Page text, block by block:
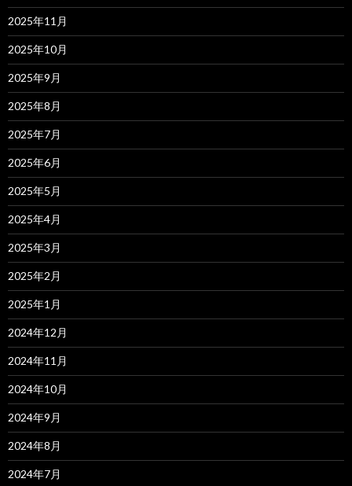
2025年11月
2025年10月
2025年9月
2025年8月
2025年7月
2025年6月
2025年5月
2025年4月
2025年3月
2025年2月
2025年1月
2024年12月
2024年11月
2024年10月
2024年9月
2024年8月
2024年7月